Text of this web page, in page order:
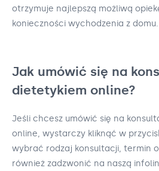
otrzymuje najlepszą możliwą
konieczności wychodzenia z domu.
Jak umówić się na
dietetykiem online?
Jeśli chcesz umówić się na
online, wystarczy kliknąć w
wybrać rodzaj konsultacji, termin
również zadzwonić na naszą